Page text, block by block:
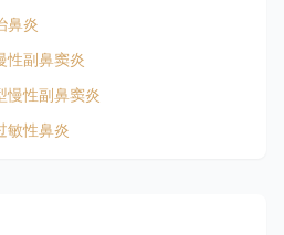
鼻炎
性副鼻窦炎
慢性副鼻窦炎
敏性鼻炎